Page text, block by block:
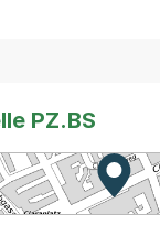
PZ.BS
Zur